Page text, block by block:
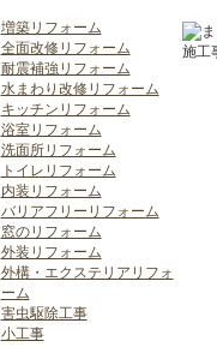
増築リフォーム
全面改修リフォーム
耐震補強リフォーム
水まわり改修リフォーム
キッチンリフォーム
浴室リフォーム
洗面所リフォーム
トイレリフォーム
内装リフォーム
バリアフリーリフォーム
窓のリフォーム
外装リフォーム
外構・エクステリアリフォ
ーム
害虫駆除工事
小工事